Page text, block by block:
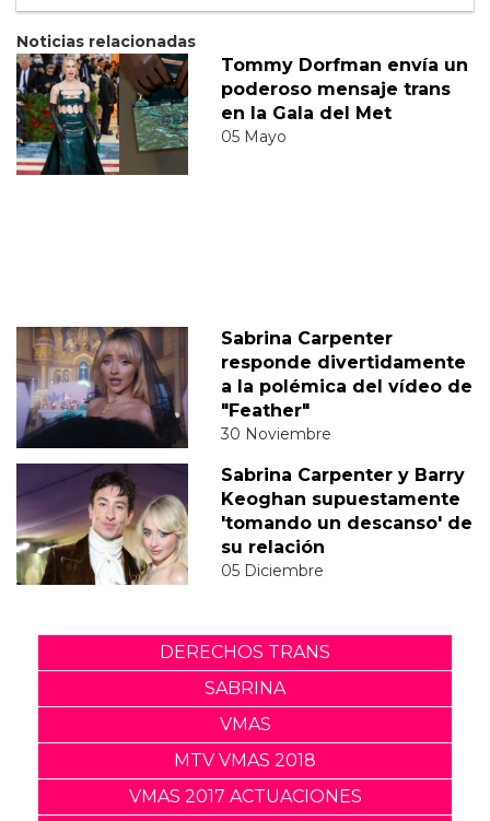
Noticias relacionadas
Tommy Dorfman envía un
poderoso mensaje trans
en la Gala del Met
05 Mayo
Sabrina Carpenter
responde divertidamente
a la polémica del vídeo de
"Feather"
30 Noviembre
Sabrina Carpenter y Barry
Keoghan supuestamente
'tomando un descanso' de
su relación
05 Diciembre
DERECHOS TRANS
SABRINA
VMAS
MTV VMAS 2018
VMAS 2017 ACTUACIONES